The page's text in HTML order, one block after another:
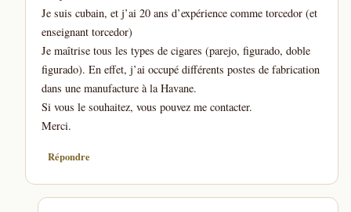
Je suis cubain, et j’ai 20 ans d’expérience comme torcedor (et
enseignant torcedor)
Je maîtrise tous les types de cigares (parejo, figurado, doble
figurado). En effet, j’ai occupé différents postes de fabrication
dans une manufacture à la Havane.
Si vous le souhaitez, vous pouvez me contacter.
Merci.
Répondre